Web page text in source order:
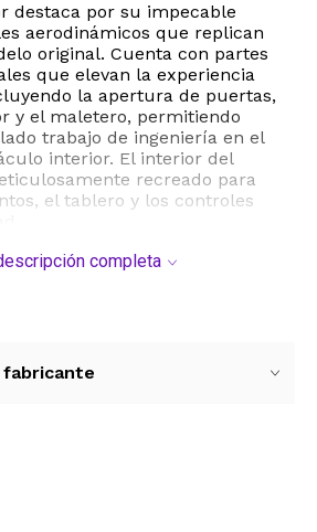
destaca por su impecable
aerodinámicos que replican
original. Cuenta con partes
que elevan la experiencia
la apertura de puertas,
y el maletero, permitiendo
trabajo de ingeniería en el
interior. El interior del
recreado para
el tablero y los controles
es ideal tanto para
en estanterías, escritorios
completa